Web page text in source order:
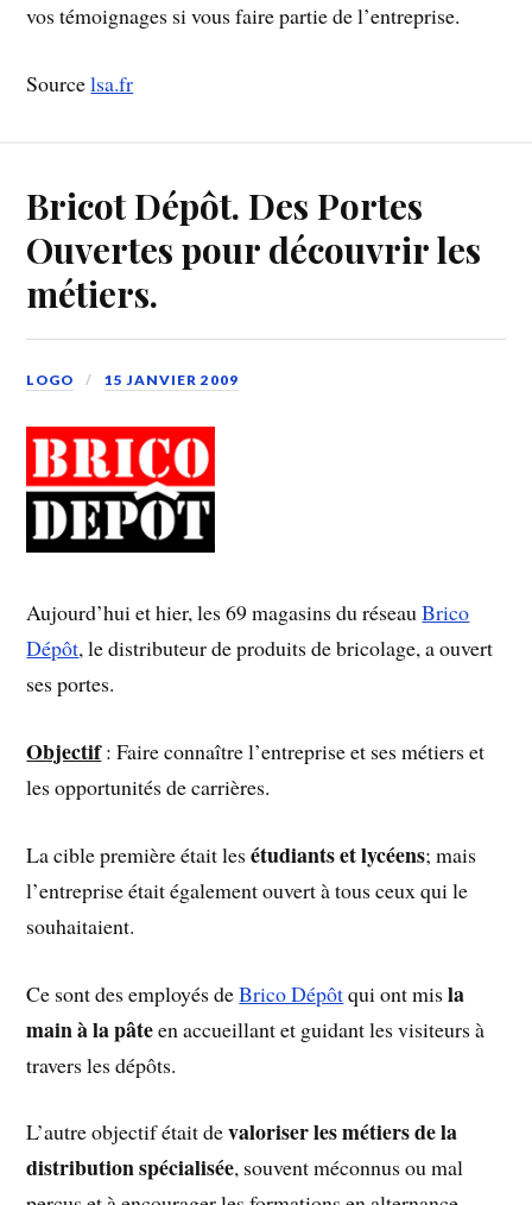
vos témoignages si vous faire partie de l’entreprise.
Sourcelsa.fr
Bricot Dépôt. Des Portes
Ouvertes pour découvrir les
métiers.
LOGO 15 JANVIER 2009
Aujourd’hui et hier, les 69 magasins du réseauBrico
Dépôt, le distributeur de produits de bricolage, a ouvert
ses portes.
Objectif: Faire connaître l’entreprise et ses métiers et
les opportunités de carrières.
La cible première était lesétudiants et lycéens; mais
l’entreprise était également ouvert à tous ceux qui le
souhaitaient.
Ce sont des employés deBrico Dépôtqui ont misla
main à la pâteen accueillant et guidant les visiteurs à
travers les dépôts.
L’autre objectif était devaloriser les métiers de la
distribution spécialisée, souvent méconnus ou mal